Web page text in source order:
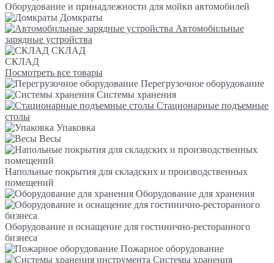
Оборудование и принадлежности для мойки автомобилей
Домкраты
Автомобильные
зарядные устройства
СКЛАД
СКЛАД
Посмотреть все товары
Перегрузочное оборудование
Системы хранения
Стационарные подъемные
столы
Упаковка
Весы
Напольные покрытия для складских и производственных
помещений
Оборудование для хранения
Оборудование и оснащение для гостинично-ресторанного
бизнеса
Пожарное оборудование
Системы хранения